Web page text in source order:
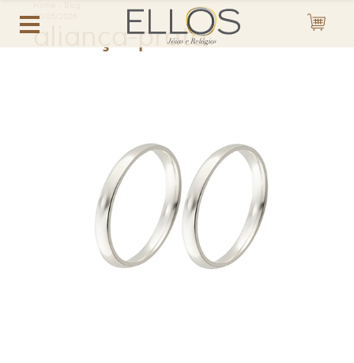
08/05/2026
aliança-prata